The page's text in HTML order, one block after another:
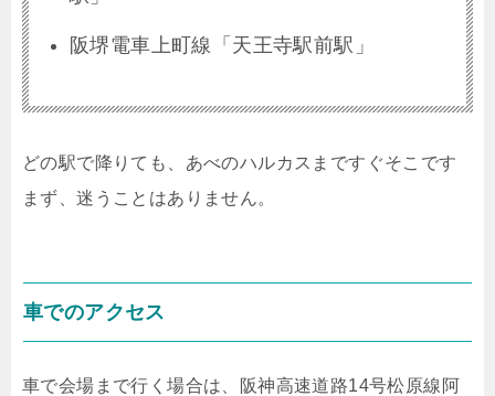
阪堺電車上町線「天王寺駅前駅」
どの駅で降りても、あべのハルカスまですぐそこです
まず、迷うことはありません。
車でのアクセス
車で会場まで行く場合は、阪神高速道路14号松原線阿